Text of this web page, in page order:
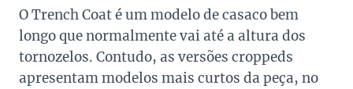
O Trench Coat é um modelo de casaco bem
longo que normalmente vai até a altura dos
tornozelos. Contudo, as versões croppeds
apresentam modelos mais curtos da peça, no